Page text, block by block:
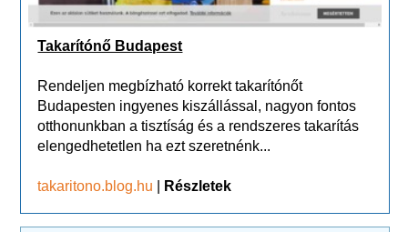
Takarítónő Budapest
Rendeljen megbízható korrekt takarítónőt
Budapesten ingyenes kiszállással, nagyon fontos
otthonunkban a tisztíság és a rendszeres takarítás
elengedhetetlen ha ezt szeretnénk...
takaritono.blog.hu Részletek